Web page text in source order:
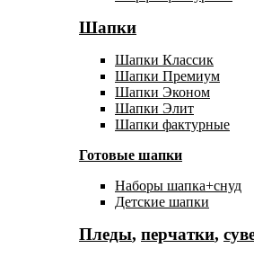
Шапки
Шапки Классик
Шапки Премиум
Шапки Эконом
Шапки Элит
Шапки фактурные
Готовые шапки
Наборы шапка+снуд
Детские шапки
Пледы, перчатки,